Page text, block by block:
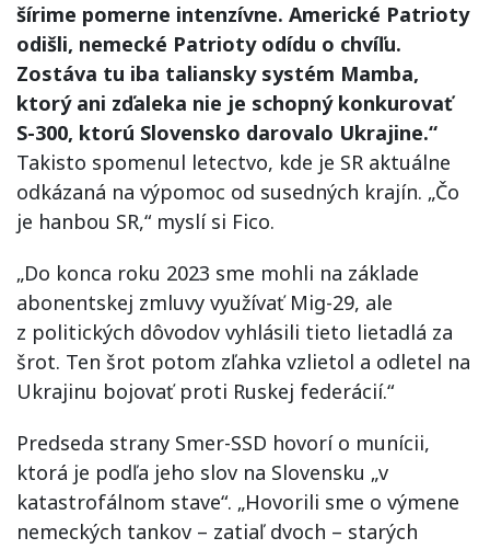
šírime pomerne intenzívne. Americké Patrioty
odišli, nemecké Patrioty odídu o chvíľu.
Zostáva tu iba taliansky systém Mamba,
ktorý ani zďaleka nie je schopný konkurovať
S-300, ktorú Slovensko darovalo Ukrajine.“
Takisto spomenul letectvo, kde je SR aktuálne
odkázaná na výpomoc od susedných krajín. „Čo
je hanbou SR,“ myslí si Fico.
„Do konca roku 2023 sme mohli na základe
abonentskej zmluvy využívať Mig-29, ale
z politických dôvodov vyhlásili tieto lietadlá za
šrot. Ten šrot potom zľahka vzlietol a odletel na
Ukrajinu bojovať proti Ruskej federácií.“
Predseda strany Smer-SSD hovorí o munícii,
ktorá je podľa jeho slov na Slovensku „v
katastrofálnom stave“. „Hovorili sme o výmene
nemeckých tankov – zatiaľ dvoch – starých